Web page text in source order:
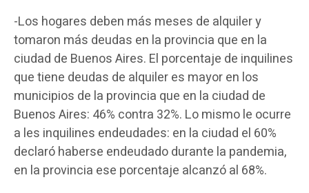
-Los hogares deben más meses de alquiler y
tomaron más deudas en la provincia que en la
ciudad de Buenos Aires. El porcentaje de inquilines
que tiene deudas de alquiler es mayor en los
municipios de la provincia que en la ciudad de
Buenos Aires: 46% contra 32%. Lo mismo le ocurre
a les inquilines endeudades: en la ciudad el 60%
declaró haberse endeudado durante la pandemia,
en la provincia ese porcentaje alcanzó al 68%.